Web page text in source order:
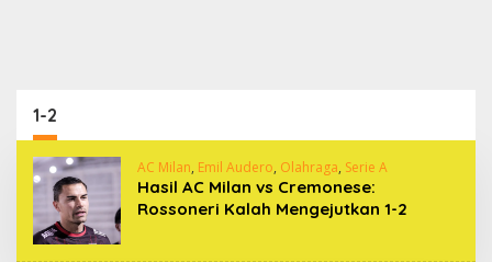
1-2
AC Milan, Emil Audero, Olahraga, Serie A
Hasil AC Milan vs Cremonese:
Rossoneri Kalah Mengejutkan 1-2